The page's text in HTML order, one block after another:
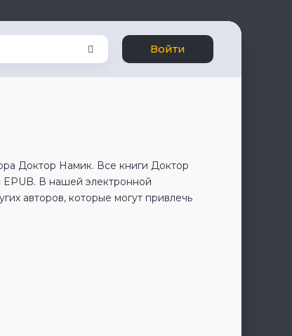
Войти
Доктор Намик. Все книги Доктор
В нашей электронной
авторов, которые могут привлечь